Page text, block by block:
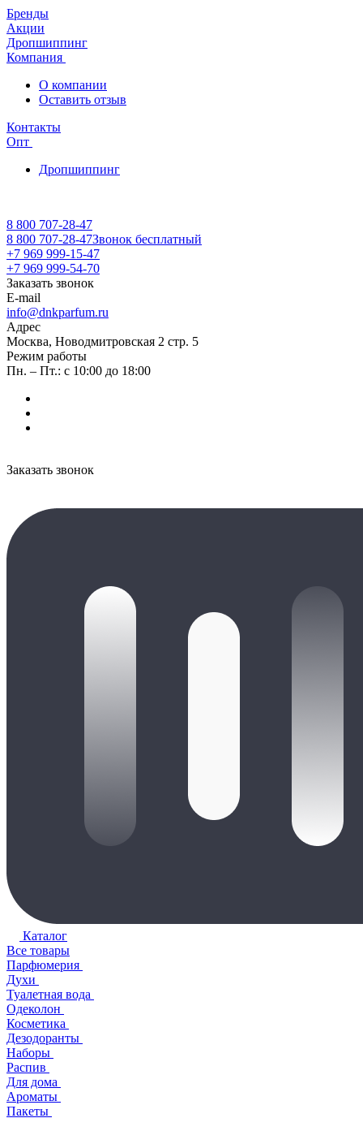
Бренды
Акции
Дропшиппинг
Компания
О компании
Оставить отзыв
Контакты
Опт
Дропшиппинг
8 800 707-28-47
8 800 707-28-47Звонок бесплатный
+7 969 999-15-47
+7 969 999-54-70
Заказать звонок
E-mail
info@dnkparfum.ru
Адрес
Москва, Новодмитровская 2 стр. 5
Режим работы
Пн. – Пт.: с 10:00 до 18:00
Заказать звонок
Каталог
Все товары
Парфюмерия
Духи
Туалетная вода
Одеколон
Косметика
Дезодоранты
Наборы
Распив
Для дома
Ароматы
Пакеты